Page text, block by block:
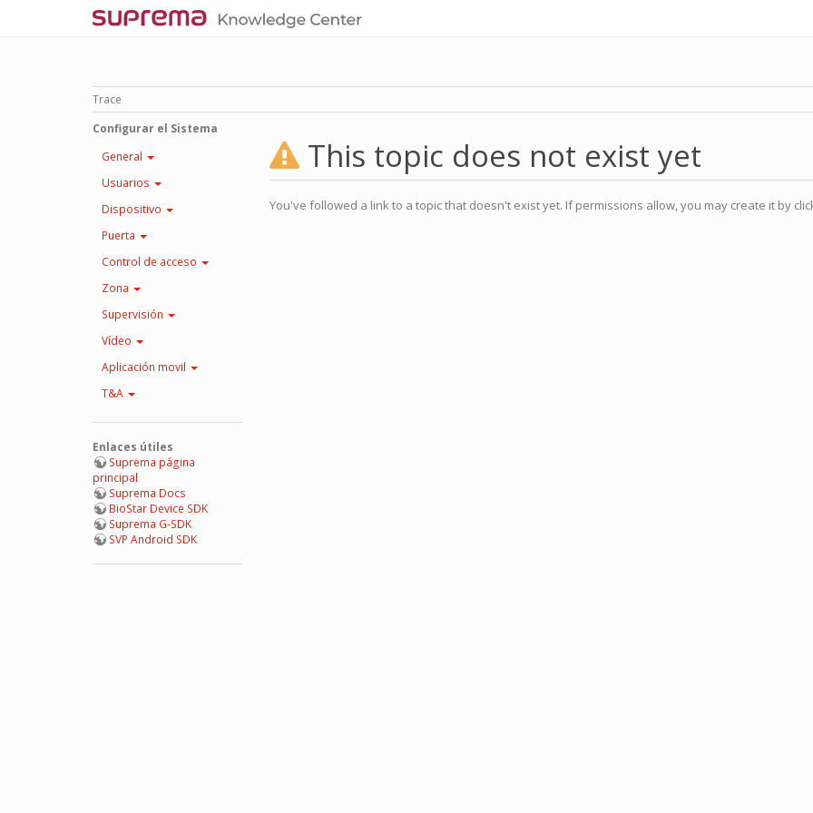
Trace
Configurar el Sistema
General
Usuarios
Dispositivo
Puerta
Control de acceso
Zona
Supervisión
Vídeo
Aplicación movil
T&A
Enlaces útiles
Suprema página
principal
Suprema Docs
BioStar Device SDK
Suprema G-SDK
SVP Android SDK
This topic does not exist yet
You've followed a link to a topic that doesn't exist yet. If permissions allow, you may create it by